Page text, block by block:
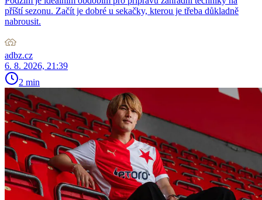
příští sezonu. Začít je dobré u sekačky, kterou je třeba důkladně
nabrousit.
adbz.cz
6. 8. 2026, 21:39
2 min